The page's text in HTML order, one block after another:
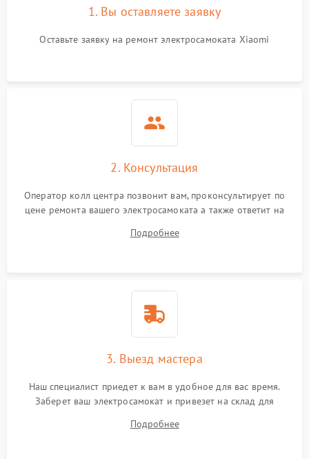
1. Вы оставляете заявку
Оставьте заявку на ремонт электросамоката Xiaomi
2. Консультация
Оператор колл центра позвонит вам, проконсультирует по
цене ремонта вашего электросамоката а также ответит на
Подробнее
3. Выезд мастера
Наш специалист приедет к вам в удобное для вас время.
Заберет ваш электросамокат и привезет на склад для
Подробнее